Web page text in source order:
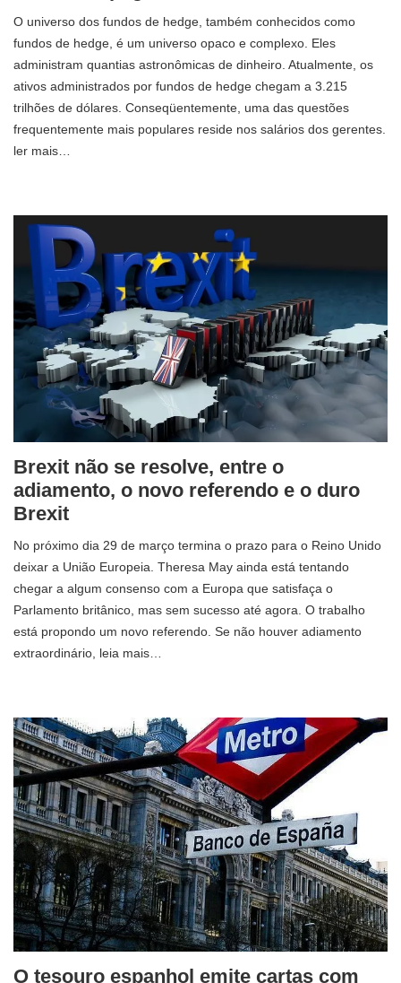
O universo dos fundos de hedge, também conhecidos como
fundos de hedge, é um universo opaco e complexo. Eles
administram quantias astronômicas de dinheiro. Atualmente, os
ativos administrados por fundos de hedge chegam a 3.215
trilhões de dólares. Conseqüentemente, uma das questões
frequentemente mais populares reside nos salários dos gerentes.
ler mais…
Brexit não se resolve, entre o
adiamento, o novo referendo e o duro
Brexit
No próximo dia 29 de março termina o prazo para o Reino Unido
deixar a União Europeia. Theresa May ainda está tentando
chegar a algum consenso com a Europa que satisfaça o
Parlamento britânico, mas sem sucesso até agora. O trabalho
está propondo um novo referendo. Se não houver adiamento
extraordinário, leia mais…
O tesouro espanhol emite cartas com